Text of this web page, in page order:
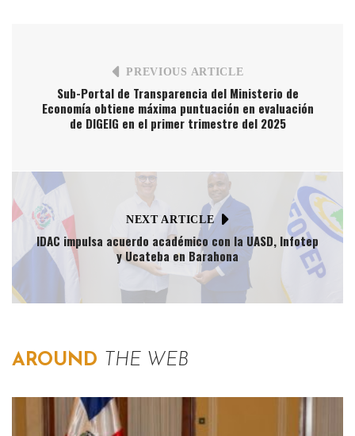
PREVIOUS ARTICLE
Sub-Portal de Transparencia del Ministerio de
Economía obtiene máxima puntuación en evaluación
de DIGEIG en el primer trimestre del 2025
NEXT ARTICLE
IDAC impulsa acuerdo académico con la UASD, Infotep
y Ucateba en Barahona
AROUND THE WEB